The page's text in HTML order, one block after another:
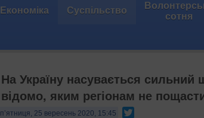
Економіка Суспільство сотня
На Україну насувається
відомо, яким регіонам не
п’ятниця, 25 вересень 2020, 15:45